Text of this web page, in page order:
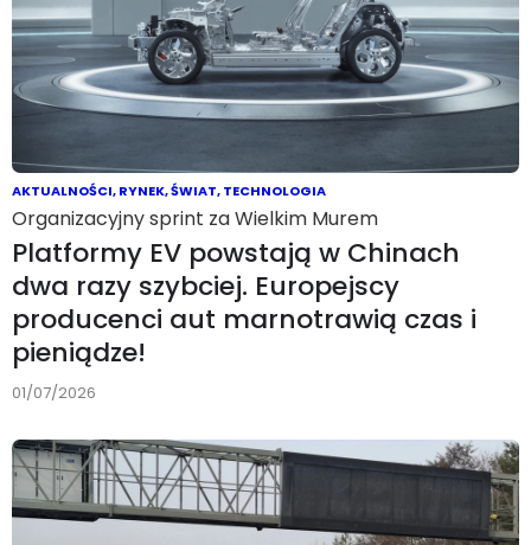
AKTUALNOŚCI,RYNEK,ŚWIAT,TECHNOLOGIA
Organizacyjny sprint za Wielkim Murem
Platformy EV powstają w Chinach
dwa razy szybciej. Europejscy
producenci aut marnotrawią czas i
pieniądze!
01/07/2026